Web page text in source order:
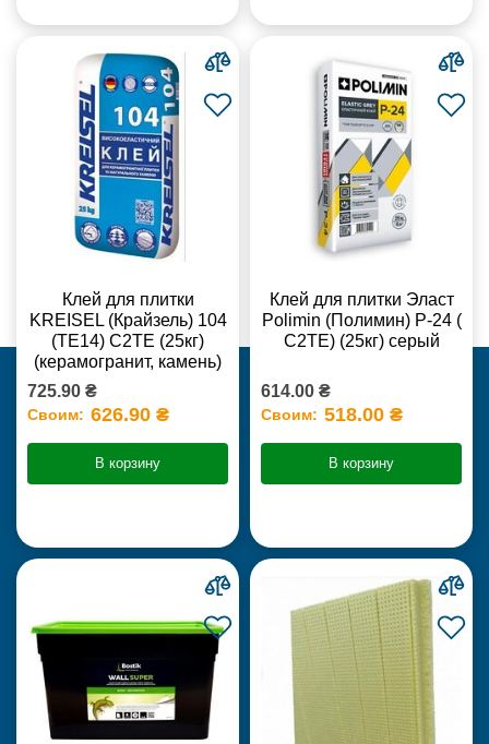
Клей для плитки
KREISEL (Крайзель) 104
(ТЕ14) С2TE (25кг)
(керамогранит, камень)
725.90 ₴
Своим: 626.90 ₴
В корзину
Клей для плитки Эласт
Polimin (Полимин) Р-24 (
С2ТЕ) (25кг) серый
614.00 ₴
Своим: 518.00 ₴
В корзину